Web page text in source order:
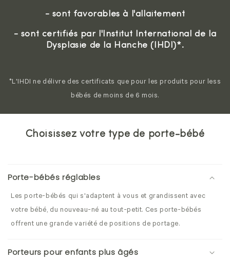
- sont favorables à l'allaitement
- sont certifiés par l'Institut International de la
Dysplasie de la Hanche (IHDI)*.
*L'IHDI ne délivre des certificats que pour les produits pour less
bébés de moins de 6 mois.
Choisissez votre type de porte-bébé
Porte-bébés réglables
Les porte-bébés qui s'adaptent à vous et grandissent avec
votre bébé, du nouveau-né au tout-petit. Ces porte-bébés
offrent une grande variété de positions de portage.
Porteurs pour enfants plus âgés